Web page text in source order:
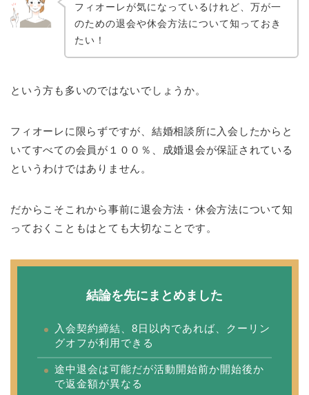
フィオーレが気になっているけれど、万が一
のための退会や休会方法について知っておき
たい！
という方も多いのではないでしょうか。
フィオーレに限らずですが、結婚相談所に入会したからと
いてすべての会員が１００％、成婚退会が保証されている
というわけではありません。
だからこそこれから事前に退会方法・休会方法について知
っておくこともはとても大切なことです。
結論を先にまとめました
入会契約締結、8日以内であれば、クーリン
グオフが利用できる
途中退会は可能だが活動開始前か開始後か
で返金額が異なる